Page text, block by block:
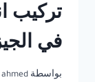
في
بواسطة ahmed